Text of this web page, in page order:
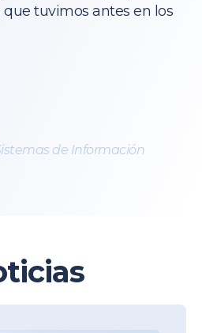
tuvimos antes en los
de Información